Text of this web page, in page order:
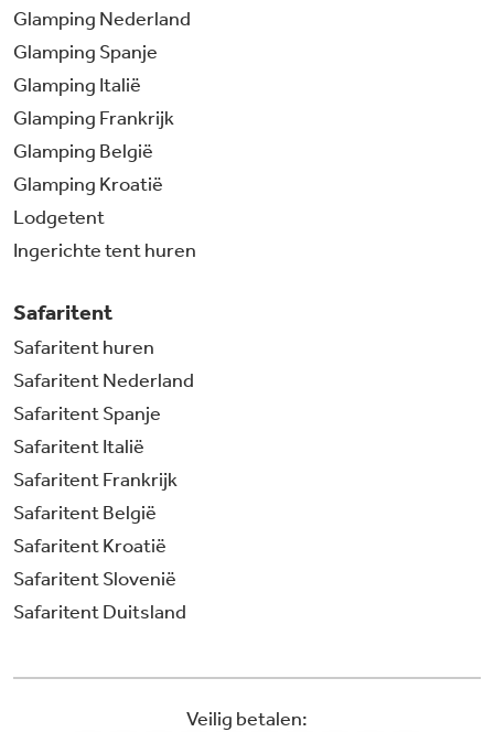
Glamping Nederland
Glamping Spanje
Glamping Italië
Glamping Frankrijk
Glamping België
Glamping Kroatië
Lodgetent
Ingerichte tent huren
Safaritent
Safaritent huren
Safaritent Nederland
Safaritent Spanje
Safaritent Italië
Safaritent Frankrijk
Safaritent België
Safaritent Kroatië
Safaritent Slovenië
Safaritent Duitsland
Veilig betalen: